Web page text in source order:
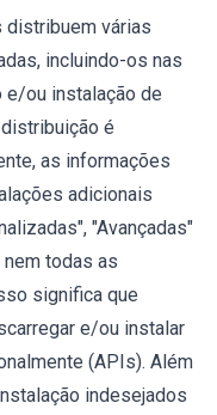
várias
incluindo-os nas
e/ou instalação de
é
as informações
adicionais
"Avançadas"
todas as
significa que
e/ou instalar
(APIs). Além
indesejados